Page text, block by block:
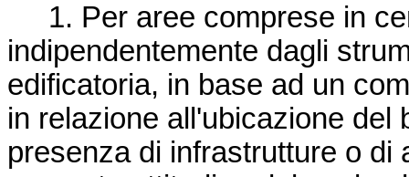
1. Per aree comprese in
indipendentemente dagli
edificatoria, in base ad un
in relazione all'ubicazione del
presenza di infrastrutture o